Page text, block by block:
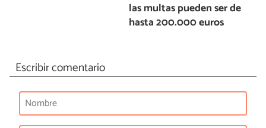
las multas pueden ser de
hasta 200.000 euros
Escribir comentario